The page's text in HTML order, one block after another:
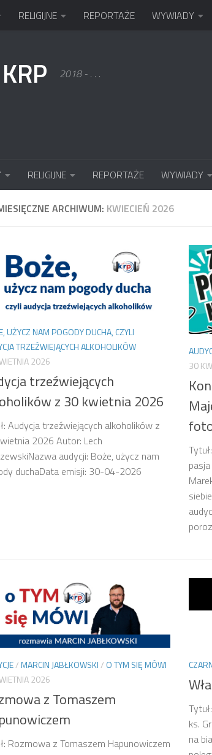
RELIGIJNE REPORTAŻE WYWIADY
2018 - . . .
RELIGIJNE REPORTAŻE WYWIADY
ARCHIWUM: KWIECIEŃ 2026
UŻYCZ NAM POGODY DUCHA, CZYLI
TRZEŹWIEJĄCYCH ALKOHOLIKÓW
2026
trzeźwiejących
z 30 kwietnia 2026
Audycja trzeźwiejących alkoholików z
2026 Autor: Lech
audycji: Boże, użycz nam
duchaData emisji: 30-04-2026
30
/MARCIN JABŁKOWSKI/ O TYM SIĘ MÓWI
2026
z Tomaszem
Rozmowa z Tomaszem Hapunowiczem
ks.
na